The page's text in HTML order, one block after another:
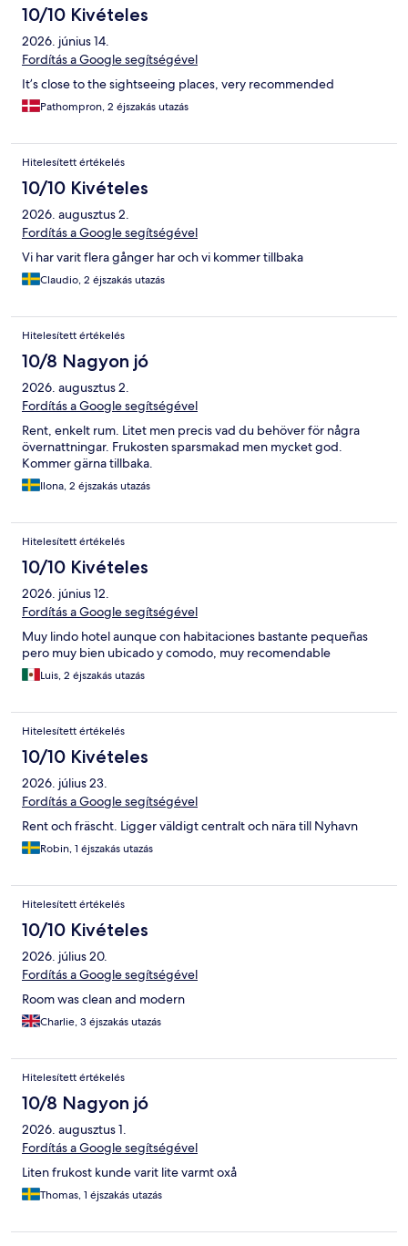
10/10 Kivételes
2026. június 14.
Fordítás a Google segítségével
It’s close to the sightseeing places, very recommended
Pathompron, 2 éjszakás utazás
Hitelesített értékelés
10/10 Kivételes
2026. augusztus 2.
Fordítás a Google segítségével
Vi har varit flera gånger har och vi kommer tillbaka
Claudio, 2 éjszakás utazás
Hitelesített értékelés
10/8 Nagyon jó
2026. augusztus 2.
Fordítás a Google segítségével
Rent, enkelt rum. Litet men precis vad du behöver för några
övernattningar. Frukosten sparsmakad men mycket god.
Kommer gärna tillbaka.
Ilona, 2 éjszakás utazás
Hitelesített értékelés
10/10 Kivételes
2026. június 12.
Fordítás a Google segítségével
Muy lindo hotel aunque con habitaciones bastante pequeñas
pero muy bien ubicado y comodo, muy recomendable
Luis, 2 éjszakás utazás
Hitelesített értékelés
10/10 Kivételes
2026. július 23.
Fordítás a Google segítségével
Rent och fräscht. Ligger väldigt centralt och nära till Nyhavn
Robin, 1 éjszakás utazás
Hitelesített értékelés
10/10 Kivételes
2026. július 20.
Fordítás a Google segítségével
Room was clean and modern
Charlie, 3 éjszakás utazás
Hitelesített értékelés
10/8 Nagyon jó
2026. augusztus 1.
Fordítás a Google segítségével
Liten frukost kunde varit lite varmt oxå
Thomas, 1 éjszakás utazás